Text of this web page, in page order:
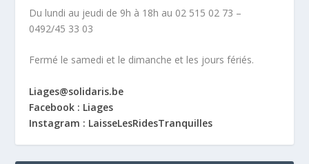
Du lundi au jeudi de 9h à 18h au 02 515 02 73 –
0492/45 33 03
Fermé le samedi et le dimanche et les jours fériés.
Liages@solidaris.be
Facebook : Liages
Instagram : LaisseLesRidesTranquilles